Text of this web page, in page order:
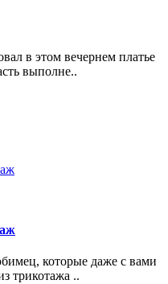
в этом вечернем платье
выполне..
которые даже с вами
трикотажа ..